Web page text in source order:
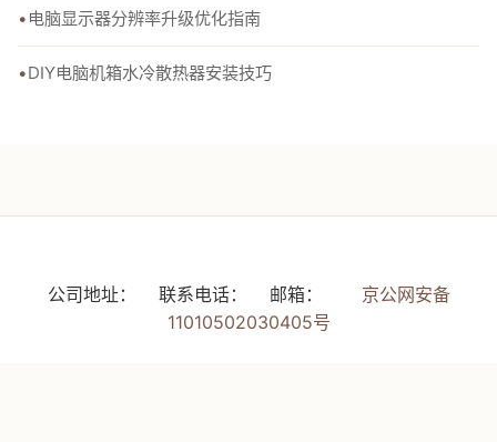
电脑显示器分辨率升级优化指南
DIY电脑机箱水冷散热器安装技巧
公司地址： 联系电话： 邮箱：
京公网安备
11010502030405号